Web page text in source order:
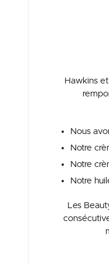
Hawkins
Nous
Notre
Notre
Notre
Les